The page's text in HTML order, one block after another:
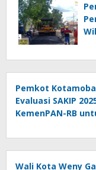
Pemkot
Evaluasi SAKIP
KemenPAN-RB
Wali Kota Weny